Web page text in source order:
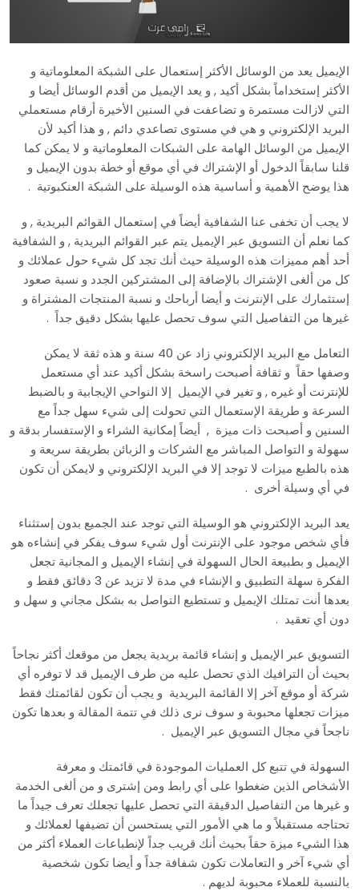
الإيميل يعد من الوسائل الأكثر إستعمال على الشبكة المعلوماتية و
الأكثر إستخداماً بشكل أكيد , و يعد الإيميل من أقدم الوسائل أيضا و
التي لازالت مستمرة و تضاعفت في السنين الأخيرة أرقام مستعملي
البريد الإلكتروني و هي في مستوى تصاعدي دائم , و هذا أكيد لأن
الإيميل من الوسائل الهامة على الشبكات المعلوماتية و لا يمكن كما
قلنا سابقاً الدخول أو الإشتراك في أي موقع أو خطة بدون الإيميل و
هذا يوضح الأهمية و أساسية هذه الوسيلة على الشبكة العنكبوتية .
لا يجب أن تخفى عنا الشفافية أيضاً في إستعمال القوائم البريدية , و
كما نعلم أن التسويق عبر الإيميل يتم عبر القوائم البريدية , و الشفافية
أحد أهم مميزات هذه الوسيلة حيث أنك تجد كل شيء حول عملائك و
كل من ألغى الإشتراك بالإضافة إلى المشتركين الجدد و نسبة صعود
إستثمارك على الإنترنت و أيضا أرباحك و نسبة المنتجات المشتراة و
غيرها من التفاصيل التي سوف تحصل عليها بشكل دقيق جداً .
التعامل مع البريد الإلكتروني زاد عن 40 سنة و هذه ثقة لا يمكن
وصفها حقاً و ثقافة أصبحت راسخة بشكل أكيد عند أي مستعمل
للإنترنت أو غيره , و تغير في الإيميل إلا النواحي الإيجابية و بالضبط
السرعة و طريقة الإستعمال التي تحولت إلى شيء سهل جداً مع
السنين و أصبحت ذات ميزة , أيضاً إمكانية الشراء و الإستفسار بدقة و
سهولة و التواصل المباشر مع الشركات و الزبائن بطريقة سريعة و
هذه بالطبع ميزات لا توجد إلا في البريد الإلكتروني و لايمكن أن تكون
في أي وسيلة أخرى .
يعد البريد الإلكتروني هو الوسيلة التي توجد عند الجميع بدون إستثناء
فأي شخص موجود على الإنترنت أول شيء سوف يفكر في إنشاءه هو
الإيميل و بطبيعة الحال السهولة في إنشاء الإيميل و المجانية تجعل
الفكرة سهلة التطبيق و الإنشاء في مدة لا تزيد عن 3 دقائق فقط و
بعدها أنت تمتلك الإيميل و تستطيع التواصل به بشكل مجاني و سهل و
دون أي تعقيد .
التسويق عبر الإيميل و إنشاء قائمة بريدية يجعل من موقعك أكثر نجاحاً
بحيث أن الترافيك الذي تحصل عليه من طرف الإيميل قد لا توفره أي
شركة أو موقع آخر إلا القائمة البريدية و يجب أن تكون لقائمتك فقط
ميزات تجعلها محبوبة و سوف نرى ذلك في تتمة المقالة و بعدها تكون
ناجحاً في مجال التسويق عبر الإيميل .
السهولة في تتبع كل العمليات الموجودة في قائمتك و معرفة
الأشخاص الذين ضغطوا على أي رابط ومن إشترى و من ألغى الخدمة
و غيرها من التفاصيل الدقيقة التي تحصل عليها تجعلك تعرف جيداً ما
تحتاجه مستقبلاً و ما هي الأمور التي يستحسن أن تضيفها لعملائك و
هذا الشيء ميزة حقاً بحيث أنك قريب جداً لإنطباعات العملاء أكثر من
أي شيء آخر و التعاملات تكون شفافة جداً و أيضا تكون شخصية
بالنسبة للعملاء محبوبة لديهم .